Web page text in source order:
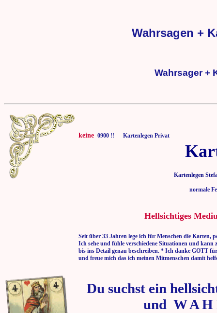
Wahrsagen +
Wahrsager +
keine 0900 !! Kartenlegen Privat
Kartenlegen
normale
Hellsichtiges
Seit über 33 Jahren lege ich für Menschen die Karten,
Ich sehe und fühle verschiedene Situationen und kann
bis ins Detail genau beschreiben. * Ich danke GOTT
und freue mich das ich meinen Mitmenschen damit
Du suchst ein
und W A H